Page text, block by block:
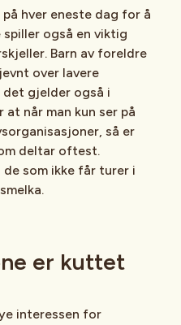
hver eneste dag for å
også en viktig
Barn av foreldre
over lavere
gjelder også i
når man kun ser på
så er
deltar oftest.
som ikke får turer i
er kuttet
interessen for